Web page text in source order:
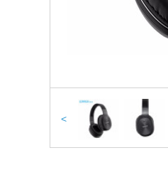
<